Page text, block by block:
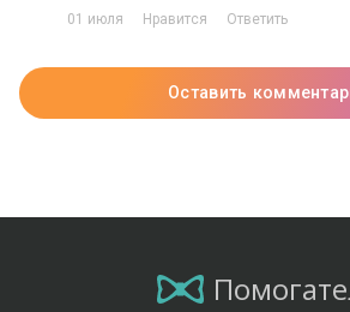
01 июля Нравится Ответить
Оставить